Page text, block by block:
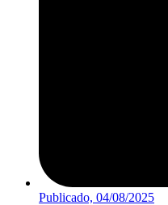
Publicado, 04/08/2025